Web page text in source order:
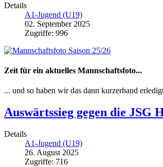
Details
A1-Jugend (U19)
02. September 2025
Zugriffe: 996
Zeit für ein aktuelles Mannschaftsfoto...
... und so haben wir das dann kurzerhand
Auswärtssieg gegen die JSG
Details
A1-Jugend (U19)
26. August 2025
Zugriffe: 716